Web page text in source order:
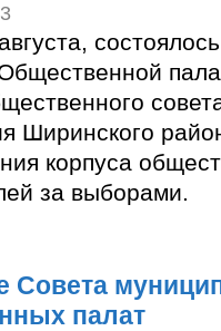
Ширинского
корпуса
за выборами.
Совета
палат